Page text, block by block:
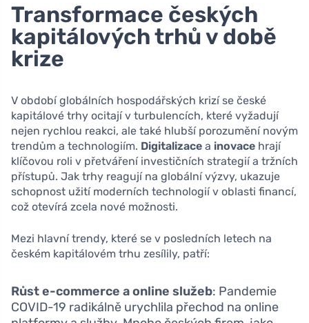
Transformace českých
kapitálových trhů v době
krize
V období globálních hospodářských krizí se české
kapitálové trhy ocitají v turbulencích, které vyžadují
nejen rychlou reakci, ale také hlubší porozumění novým
trendům a technologiím. Digitalizace a inovace hrají
klíčovou roli v přetváření investičních strategií a tržních
přístupů. Jak trhy reagují na globální výzvy, ukazuje
schopnost užití moderních technologií v oblasti financí,
což otevírá zcela nové možnosti.
Mezi hlavní trendy, které se v posledních letech na
českém kapitálovém trhu zesílily, patří:
Růst e-commerce a online služeb: Pandemie
COVID-19 radikálně urychlila přechod na online